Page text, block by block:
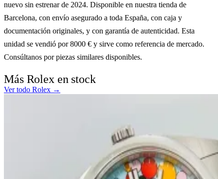
nuevo sin estrenar de 2024. Disponible en nuestra tienda de
Barcelona, con envío asegurado a toda España, con caja y
documentación originales, y con garantía de autenticidad. Esta
unidad se vendió por 8000 € y sirve como referencia de mercado.
Consúltanos por piezas similares disponibles.
Más Rolex en stock
Ver todo Rolex →